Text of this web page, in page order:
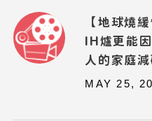
【地球燒
IH爐更能
人的家庭
MAY 25,